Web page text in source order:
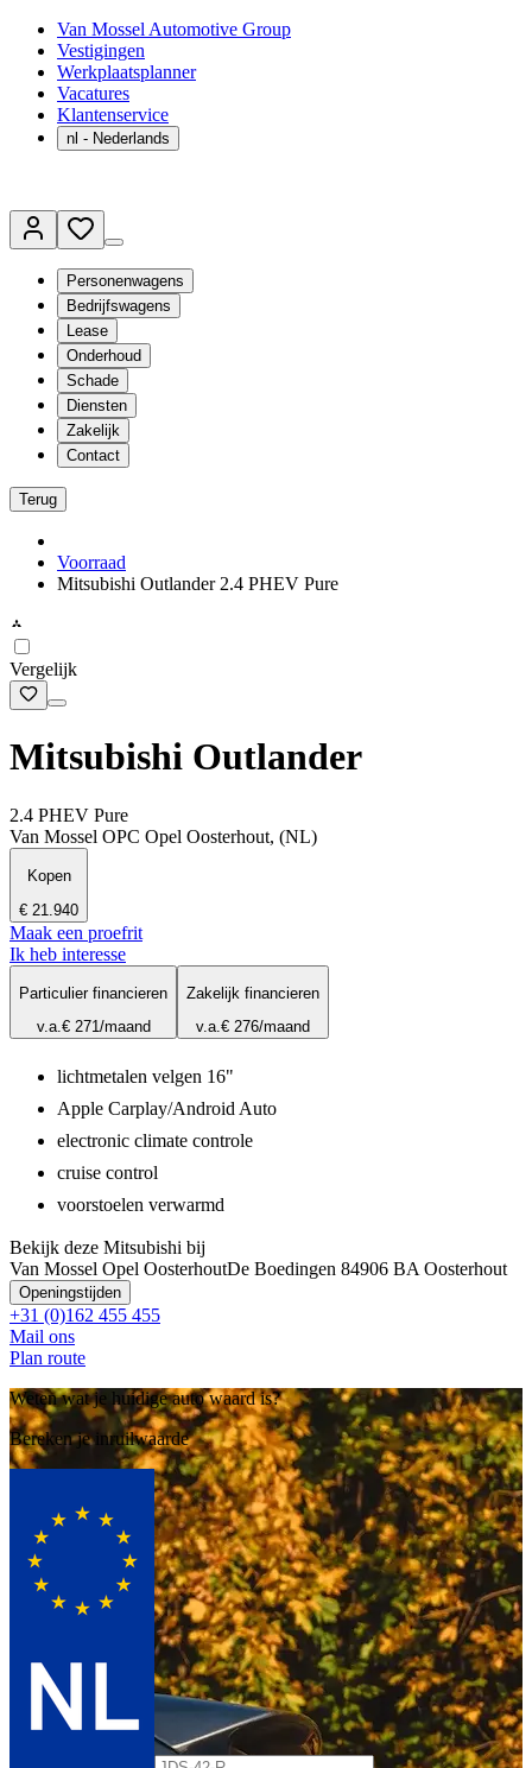
Van Mossel Automotive Group
Vestigingen
Werkplaatsplanner
Vacatures
Klantenservice
nl - Nederlands
Personenwagens
Bedrijfswagens
Lease
Onderhoud
Schade
Diensten
Zakelijk
Contact
Terug
Voorraad
Mitsubishi Outlander 2.4 PHEV Pure
Vergelijk
Mitsubishi Outlander
2.4 PHEV Pure
Van Mossel OPC Opel Oosterhout, (NL)
Kopen
€ 21.940
Maak een proefrit
Ik heb interesse
Particulier financieren
v.a.€ 271/maand
Zakelijk financieren
v.a.€ 276/maand
lichtmetalen velgen 16"
Apple Carplay/Android Auto
electronic climate controle
cruise control
voorstoelen verwarmd
Bekijk deze Mitsubishi bij
Van Mossel Opel OosterhoutDe Boedingen 84906 BA Oosterhout
Openingstijden
+31 (0)162 455 455
Mail ons
Plan route
Weten wat je huidige auto waard is?
Bereken je inruilwaarde